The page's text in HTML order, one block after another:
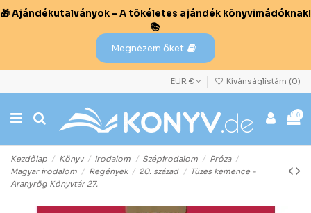
🎁 Ajándékutalványok – A tökéletes ajándék könyvimádóknak!
📚
Megnézem őket
EUR € Kívánságlistám (0)
0
Kezdőlap Könyv Irodalom Szépirodalom
Próza
Magyar irodalom
Regények 20. század
Tüzes kemence -
Aranyrög Könyvtár 27.